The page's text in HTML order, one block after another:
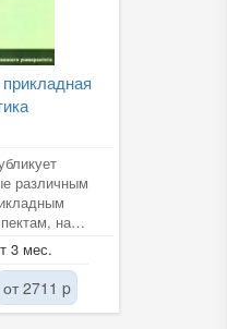
на
3 мес.
от 2711 p